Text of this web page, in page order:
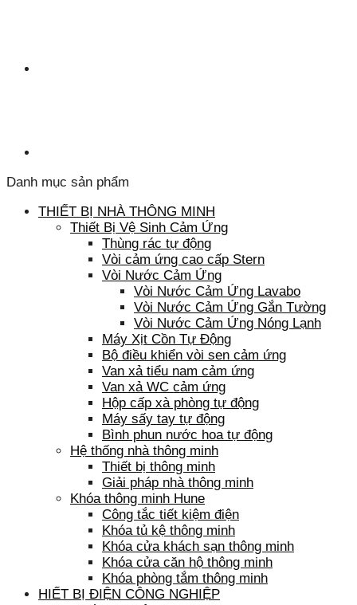
Danh mục sản phẩm
THIẾT BỊ NHÀ THÔNG MINH
Thiết Bị Vệ Sinh Cảm Ứng
Thùng rác tự động
Vòi cảm ứng cao cấp Stern
Vòi Nước Cảm Ứng
Vòi Nước Cảm Ứng Lavabo
Vòi Nước Cảm Ứng Gắn Tường
Vòi Nước Cảm Ứng Nóng Lạnh
Máy Xịt Cồn Tự Động
Bộ điều khiển vòi sen cảm ứng
Van xả tiểu nam cảm ứng
Van xả WC cảm ứng
Hộp cấp xà phòng tự động
Máy sấy tay tự động
Bình phun nước hoa tự động
Hệ thống nhà thông minh
Thiết bị thông minh
Giải pháp nhà thông minh
Khóa thông minh Hune
Công tắc tiết kiệm điện
Khóa tủ kệ thông minh
Khóa cửa khách sạn thông minh
Khóa cửa căn hộ thông minh
Khóa phòng tắm thông minh
HIẾT BỊ ĐIỆN CÔNG NGHIỆP